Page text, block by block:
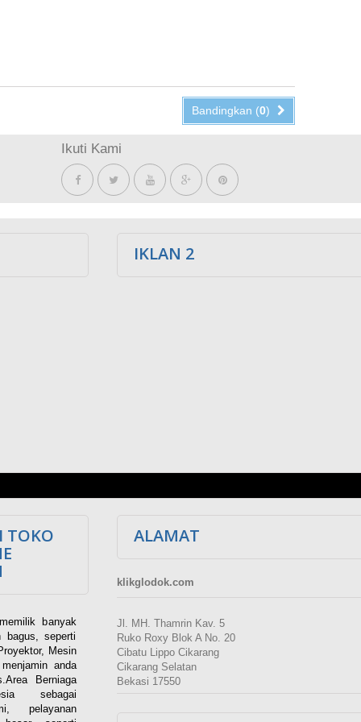
Bandingkan (0)
Ikuti Kami
IKLAN 2
TOKO
banyak
bagus, seperti
Mesin
anda
Berniaga
sebagai
pelayanan
ALAMAT
klikglodok.com
Jl. MH. Thamrin Kav. 5
Ruko Roxy Blok A No. 20
Cibatu Lippo Cikarang
Cikarang Selatan
Bekasi 17550